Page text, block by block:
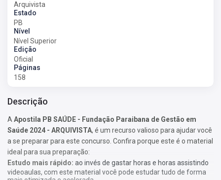
Arquivista
Estado
PB
Nível
Nível Superior
Edição
Oficial
Páginas
158
Descrição
A Apostila PB SAÚDE - Fundação Paraibana de Gestão em
Saúde 2024 - ARQUIVISTA, é um recurso valioso para ajudar você
a se preparar para este concurso. Confira porque este é o material
ideal para sua preparação:
Estudo mais rápido: ao invés de gastar horas e horas assistindo
videoaulas, com este material você pode estudar tudo de forma